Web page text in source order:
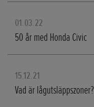
01.03.22
50 år med Honda Civic
15.12.21
Vad är lågutsläppszoner?